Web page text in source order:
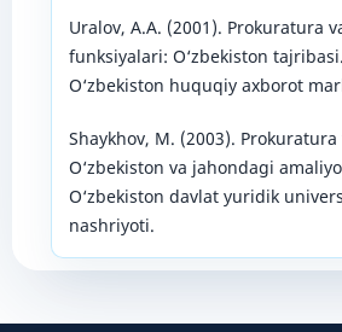
Uralov, A.A. (2001). Prokuratura
funksiyalari: O‘zbekiston
O‘zbekiston huquqiy axborot
Shaykhov, M. (2003).
O‘zbekiston va jahondagi
O‘zbekiston davlat yuridik
nashriyoti.